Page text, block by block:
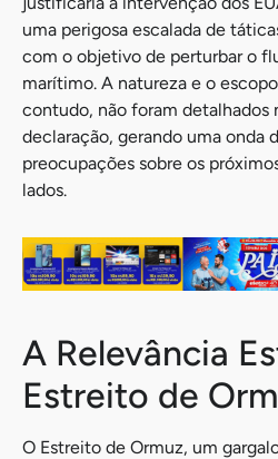
uma perigosa escalada de
com o objetivo de perturbar o
marítimo. A natureza e o
contudo, não foram detalhados
declaração, gerando uma onda
preocupações sobre os
lados.
A Relevância
Estreito de
O Estreito de Ormuz, um